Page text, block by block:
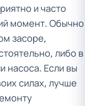
и часто
момент. Обычно
засоре,
либо в
насоса. Если вы
силах, лучше